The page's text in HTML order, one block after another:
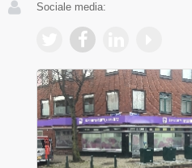
Sociale media: